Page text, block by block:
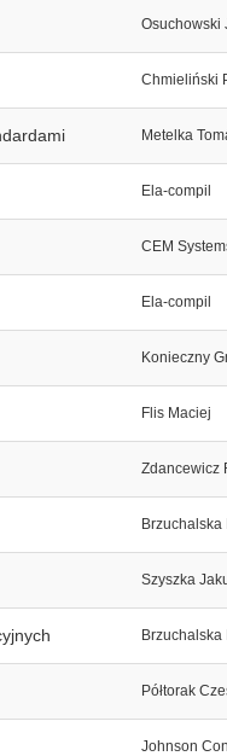
Osuchowski
Chmieliński
Metelka
Ela-compil
CEM
Ela-compil
Konieczny
Flis Maciej
Zdancewicz
Szyszka
Półtorak
Johnson